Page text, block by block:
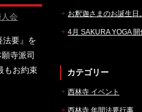
会
法要』を
寺派司
もお約束
お釈迦さまのお誕生日。
4月 SAKURA YOGA
カテゴリー
西林寺 イベント
西林寺 年間法要行事